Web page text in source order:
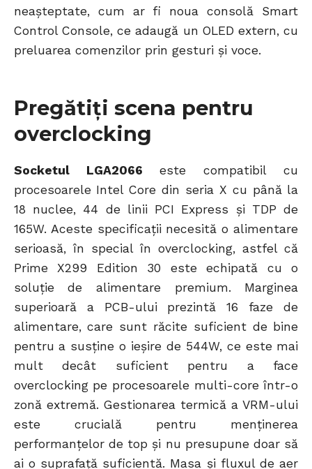
neașteptate, cum ar fi noua consolă Smart
Control Console, ce adaugă un OLED extern, cu
preluarea comenzilor prin gesturi și voce.
Pregătiți scena pentru
overclocking
Socketul LGA2066 este compatibil cu
procesoarele Intel Core din seria X cu până la
18 nuclee, 44 de linii PCI Express și TDP de
165W. Aceste specificații necesită o alimentare
serioasă, în special în overclocking, astfel că
Prime X299 Edition 30 este echipată cu o
soluție de alimentare premium. Marginea
superioară a PCB-ului prezintă 16 faze de
alimentare, care sunt răcite suficient de bine
pentru a susține o ieșire de 544W, ce este mai
mult decât suficient pentru a face
overclocking pe procesoarele multi-core într-o
zonă extremă. Gestionarea termică a VRM-ului
este crucială pentru menținerea
performanțelor de top și nu presupune doar să
ai o suprafață suficientă. Masa și fluxul de aer